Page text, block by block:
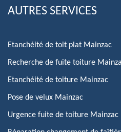
AUTRES SERVICES
Etanchéité de toit plat Mainzac
Recherche de fuite toiture
Etanchéité de toiture Mainzac
Pose de velux Mainzac
Urgence fuite de toiture Mainzac